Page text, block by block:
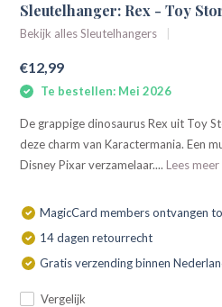
Sleutelhanger: Rex - Toy
Bekijk alles Sleutelhangers
€12,99
Te bestellen: Mei 2026
De grappige dinosaurus Rex uit Toy
deze charm van Karactermania. Een
Disney Pixar verzamelaar.... Lees meer
MagicCard members ontvangen
14 dagen retourrecht
Gratis verzending binnen
Vergelijk